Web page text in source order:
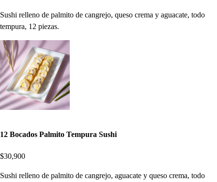
Sushi relleno de palmito de cangrejo, queso crema y aguacate, todo
tempura, 12 piezas.
12 Bocados Palmito Tempura Sushi
$30,900
Sushi relleno de palmito de cangrejo, aguacate y queso crema, todo